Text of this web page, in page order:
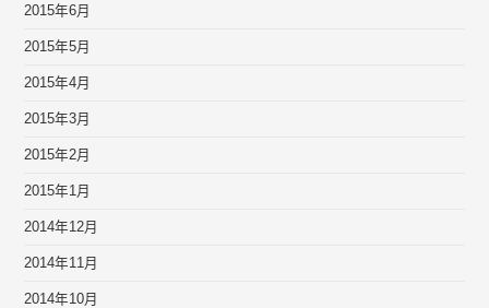
2015年6月
2015年5月
2015年4月
2015年3月
2015年2月
2015年1月
2014年12月
2014年11月
2014年10月